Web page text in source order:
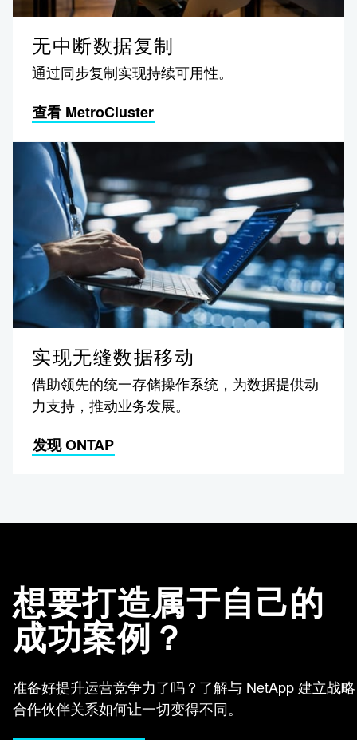
无中断数据复制
通过同步复制实现持续可用性。
查看 MetroCluster
实现无缝数据移动
借助领先的统一存储操作系统，为数据提供动
力支持，推动业务发展。
发现 ONTAP
想要打造属于自己的
成功案例？
准备好提升运营竞争力了吗？了解与 NetApp 建立战略
合作伙伴关系如何让一切变得不同。